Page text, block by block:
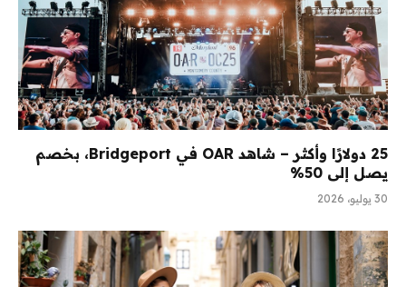
25 دولارًا وأكثر – شاهد OAR في Bridgeport، بخصم
يصل إلى 50%
30 يوليو، 2026